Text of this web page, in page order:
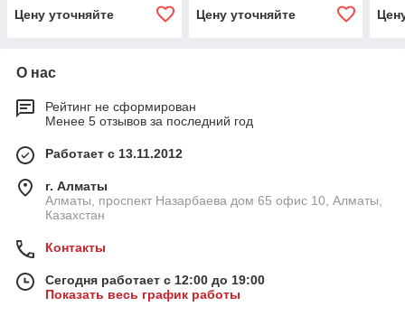
Цену уточняйте Цену уточняйте
О нас
Рейтинг не сформирован
Менее 5 отзывов за последний год
Работает с 13.11.2012
г. Алматы
Алматы, проспект Назарбаева дом 65 офис 10, Алматы,
Казахстан
Контакты
Сегодня работает с 12:00 до 19:00
Показать весь график работы